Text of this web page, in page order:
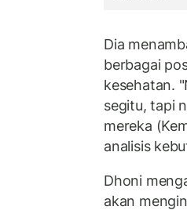
Dia
berbagai
kesehatan.
segitu, tapi
mereka
analisis
Dhoni
akan